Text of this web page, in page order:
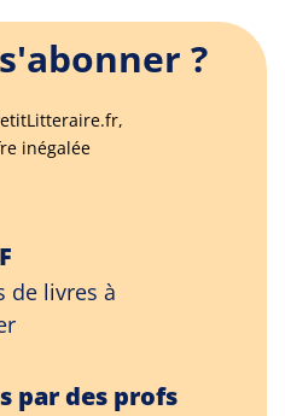
?
inégalée
de livres à
par des profs